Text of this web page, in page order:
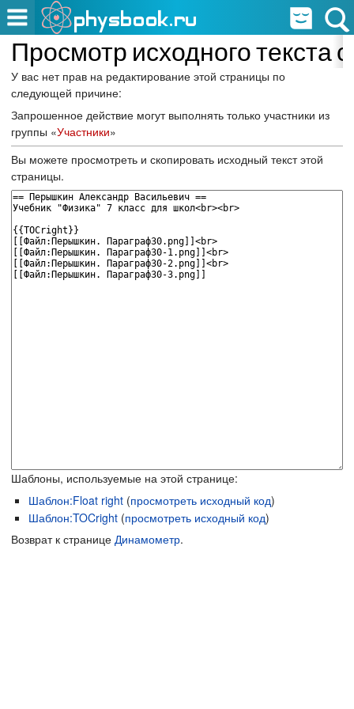
Просмотр исходного
У вас нет прав на редактирование этой страницы по
следующей причине:
Запрошенное действие могут выполнять только участники из
группы «Участники»
Вы можете просмотреть и скопировать исходный текст этой
страницы.
Шаблоны, используемые на этой странице:
Шаблон:Float right (просмотреть исходный код)
Шаблон:TOCright (просмотреть исходный код)
Возврат к странице Динамометр.